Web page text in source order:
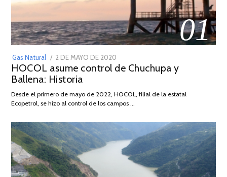
01
Gas Natural
POSTED
ON
2 DE MAYO DE 2020
DE
2026
HOCOL asume control de Chuchupa y
Ballena: Historia
Desde el primero de mayo de 2022, HOCOL, filial de la estatal
Ecopetrol, se hizo al control de los campos …